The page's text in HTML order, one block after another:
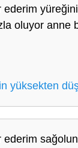
ederim
oluyor anne
yüksekten
ederim